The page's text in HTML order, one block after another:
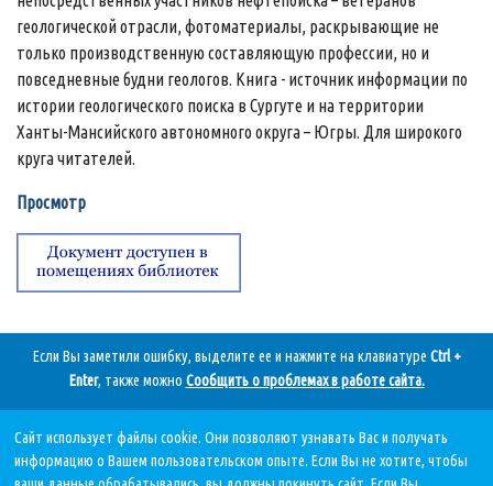
геологической отрасли, фотоматериалы, раскрывающие не
только производственную составляющую профессии, но и
повседневные будни геологов. Книга - источник информации по
истории геологического поиска в Сургуте и на территории
Ханты-Мансийского автономного округа – Югры. Для широкого
круга читателей.
Просмотр
Если Вы заметили ошибку, выделите ее и нажмите на клавиатуре Ctrl +
Enter, также можно Сообщить о проблемах в работе сайта.
Дата последнего обновления:
07.08.2026, в 11 59.
Сайт использует файлы cookie. Они позволяют узнавать Вас и получать
информацию о Вашем пользовательском опыте. Если Вы не хотите, чтобы